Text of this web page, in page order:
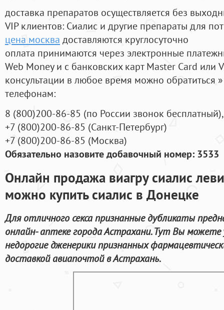
доставка препаратов осуществляется без
VIP клиентов: Сиалис и другие препараты для
цена москва доставляются круглосуточно
оплата принимаются через электронные
Web Money и с банковских карт Master Card или
консультации в любое время можно обратиться
телефонам:
8 (800)200-86-85 (по России звонок бесплатный),
+7 (800)200-86-85 (Санкт-Петербург)
+7 (800)200-86-85 (Москва)
Обязательно назовите добавочный номер: 3533
Онлайн продажа виагру сиалис
можно купить сиалис в Донецке
Для отличного секса признанные дубликаты
онлайн- аптеке города Астрахани. Тут Вы можете
недорогие дженерики признанных
доставкой авиапочтой в Астрахань.